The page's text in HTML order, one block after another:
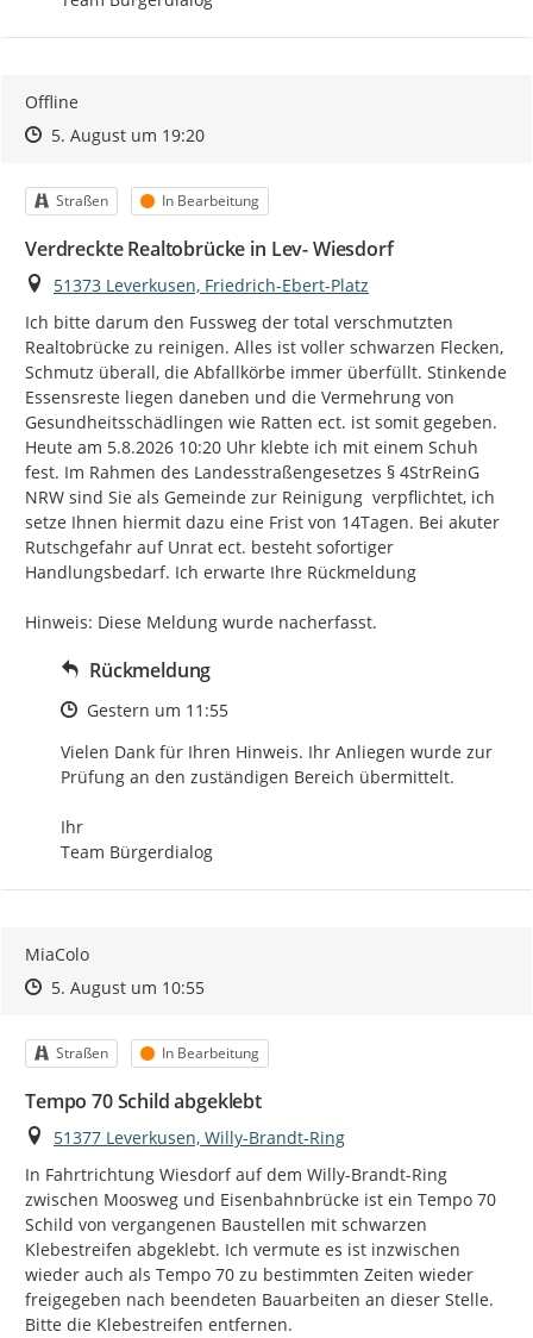
Offline
Zeitpunkt des Erstellens
Zeitpunkt des Erstellens
5. August um 19:20Zur Äußerung
Kategorie
Straßen Status
In Bearbeitung
Verdreckte Realtobrücke in Lev- Wiesdorf
Ort
51373 Leverkusen, Friedrich-Ebert-Platz
Ich bitte darum den Fussweg der total verschmutzten
Realtobrücke zu reinigen. Alles ist voller schwarzen Flecken,
Schmutz überall, die Abfallkörbe immer überfüllt. Stinkende
Essensreste liegen daneben und die Vermehrung von
Gesundheitsschädlingen wie Ratten ect. ist somit gegeben.
Heute am 5.8.2026 10:20 Uhr klebte ich mit einem Schuh
fest. Im Rahmen des Landesstraßengesetzes § 4StrReinG
NRW sind Sie als Gemeinde zur Reinigung  verpflichtet, ich
setze Ihnen hiermit dazu eine Frist von 14Tagen. Bei akuter
Rutschgefahr auf Unrat ect. besteht sofortiger
Handlungsbedarf. Ich erwarte Ihre Rückmeldung
Hinweis: Diese Meldung wurde nacherfasst.
Rückmeldung
Zeitpunkt des Erstellens
Gestern um 11:55
Vielen Dank für Ihren Hinweis. Ihr Anliegen wurde zur
Prüfung an den zuständigen Bereich übermittelt.
Ihr
Team Bürgerdialog
MiaColo
Zeitpunkt des Erstellens
Zeitpunkt des Erstellens
5. August um 10:55Zur Äußerung
Kategorie
Straßen Status
In Bearbeitung
Tempo 70 Schild abgeklebt
Ort
51377 Leverkusen, Willy-Brandt-Ring
In Fahrtrichtung Wiesdorf auf dem Willy-Brandt-Ring
zwischen Moosweg und Eisenbahnbrücke ist ein Tempo 70
Schild von vergangenen Baustellen mit schwarzen
Klebestreifen abgeklebt. Ich vermute es ist inzwischen
wieder auch als Tempo 70 zu bestimmten Zeiten wieder
freigegeben nach beendeten Bauarbeiten an dieser Stelle.
Bitte die Klebestreifen entfernen.